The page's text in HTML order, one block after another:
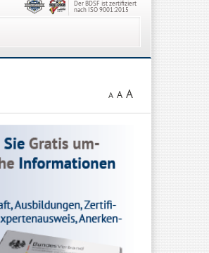
Der BDSF ist zertifiziert
nach ISO 9001:2015
A A A